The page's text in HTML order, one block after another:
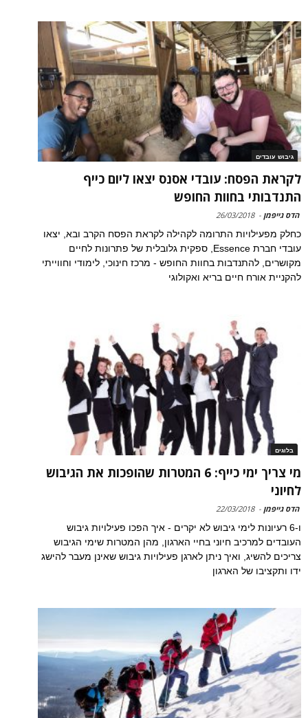
גיבוש עובדים
לקראת הפסח: עובדי אסנס יצאו ליום כייף
התנדבותי בחוות החופש
הדס גייפמן -
26/03/2018
כחלק מפעילויות התרומה לקהילה לקראת הפסח הקרב ובא, יצאו
עובדי חברת Essence, ספקית גלובלית של פתרונות לחיים
מקושרים, להתנדבות בחוות החופש - מרכז חינוכי, לימודי וחווייתי
להקניית אורח חיים בריא ואקולוגי
בלוגים
מי צריך ימי כייף: 6 המטרות שהופכות את הגיבוש
לחיוני
הדס גייפמן -
22/03/2018
ו-6 רעיונות לימי גיבוש לא יקרים - איך הפכו פעילויות גיבוש
העובדים למרכיב חיוני בחיי הארגון, מהן המטרות שימי הגיבוש
צריכים להשיג, ואיך ניתן לארגן פעילויות גיבוש שאינן מעבר להישג
ידו ותקציבו של הארגון